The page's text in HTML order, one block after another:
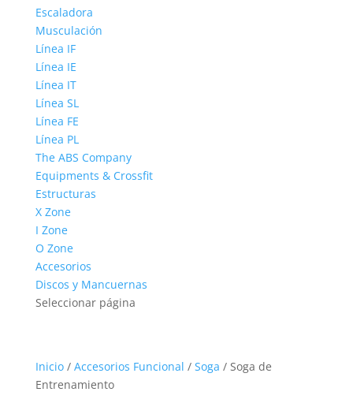
Escaladora
Musculación
Línea IF
Línea IE
Línea IT
Línea SL
Línea FE
Línea PL
The ABS Company
Equipments & Crossfit
Estructuras
X Zone
I Zone
O Zone
Accesorios
Discos y Mancuernas
Seleccionar página
Inicio/ Accesorios Funcional / Soga / Soga de
Entrenamiento